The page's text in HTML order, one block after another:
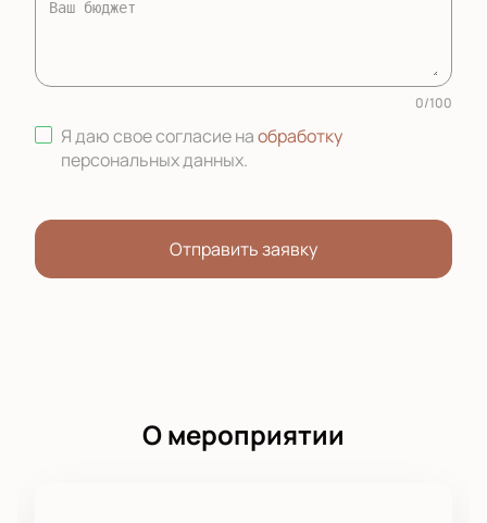
0/100
Я даю свое согласие наобработку
персональных данных.
Отправить заявку
О мероприятии